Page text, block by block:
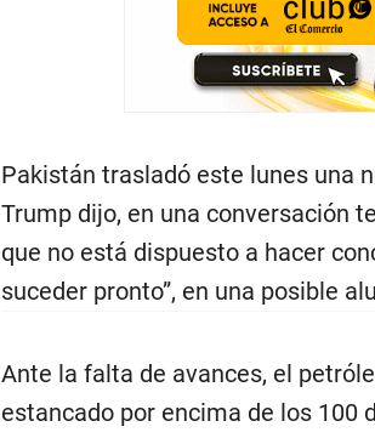
Pakistán trasladó este lunes una
Trump dijo, en una conversación
que no está dispuesto a hacer
suceder pronto”, en una posible
Ante la falta de avances, el
estancado por encima de los 100